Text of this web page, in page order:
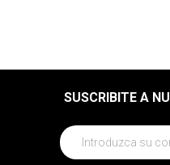
SUSCRIBITE A